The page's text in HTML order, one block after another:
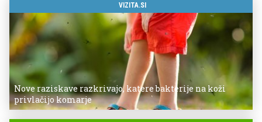
VIZITA.SI
Nove raziskave razkrivajo, katere bakterije na koži
privlačijo komarje